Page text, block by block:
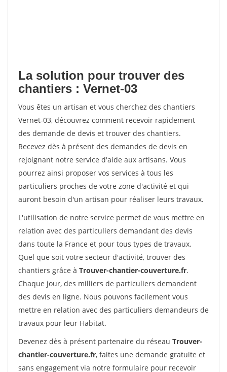
La solution pour trouver des
chantiers : Vernet-03
Vous êtes un artisan et vous cherchez des chantiers
Vernet-03, découvrez comment recevoir rapidement
des demande de devis et trouver des chantiers.
Recevez dès à présent des demandes de devis en
rejoignant notre service d'aide aux artisans. Vous
pourrez ainsi proposer vos services à tous les
particuliers proches de votre zone d'activité et qui
auront besoin d'un artisan pour réaliser leurs travaux.
L'utilisation de notre service permet de vous mettre en
relation avec des particuliers demandant des devis
dans toute la France et pour tous types de travaux.
Quel que soit votre secteur d'activité, trouver des
chantiers grâce à Trouver-chantier-couverture.fr.
Chaque jour, des milliers de particuliers demandent
des devis en ligne. Nous pouvons facilement vous
mettre en relation avec des particuliers demandeurs de
travaux pour leur Habitat.
Devenez dès à présent partenaire du réseau Trouver-
chantier-couverture.fr, faites une demande gratuite et
sans engagement via notre formulaire pour recevoir